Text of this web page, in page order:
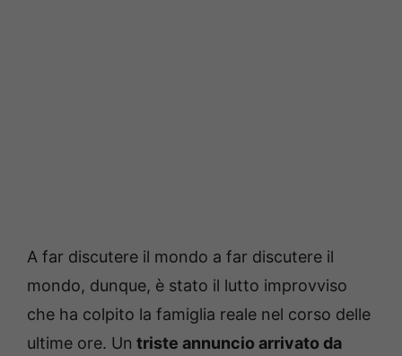
A far discutere il mondo a far discutere il
mondo, dunque, è stato il lutto improvviso
che ha colpito la famiglia reale nel corso delle
ultime ore. Un triste annuncio arrivato da